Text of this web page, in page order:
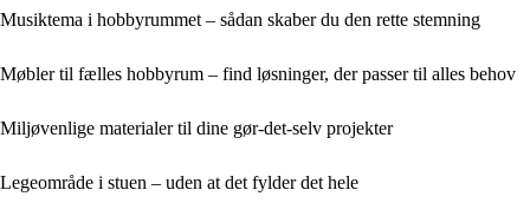
Musiktema i hobbyrummet – sådan skaber du den rette stemning
Møbler til fælles hobbyrum – find løsninger, der passer til alles behov
Miljøvenlige materialer til dine gør-det-selv projekter
Legeområde i stuen – uden at det fylder det hele